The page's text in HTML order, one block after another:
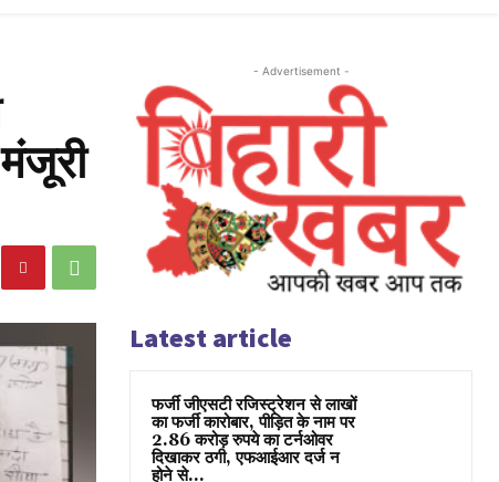
- Advertisement -
Latest article
फर्जी जीएसटी रजिस्ट्रेशन से लाखों
का फर्जी कारोबार, पीड़ित के नाम पर
2.86 करोड़ रुपये का टर्नओवर
दिखाकर ठगी, एफआईआर दर्ज न
होने से...